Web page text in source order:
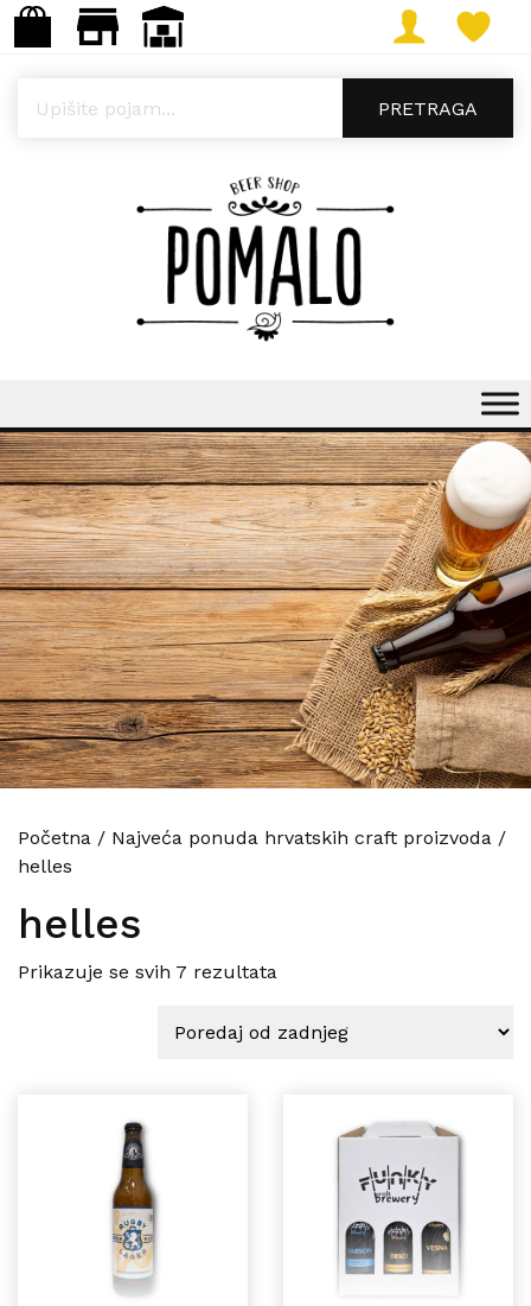
PRETRAGA
Početna / Najveća ponuda hrvatskih craft proizvoda /
helles
helles
Prikazuje se svih 7 rezultata